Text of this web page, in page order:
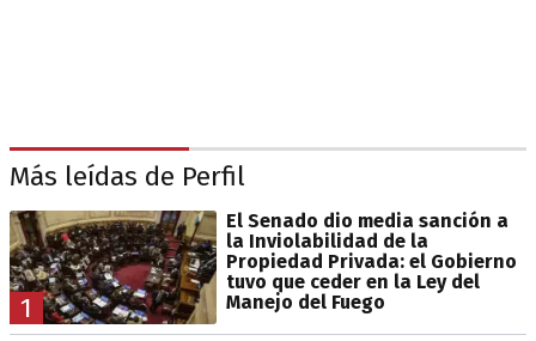
Más leídas de Perfil
1
El Senado dio media sanción a
la Inviolabilidad de la
Propiedad Privada: el Gobierno
tuvo que ceder en la Ley del
Manejo del Fuego